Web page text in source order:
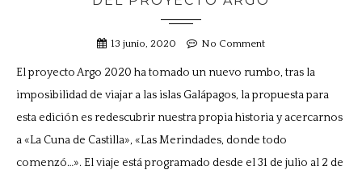
13 junio, 2020 No Comment
El proyecto Argo 2020 ha tomado un nuevo rumbo, tras la
imposibilidad de viajar a las islas Galápagos, la propuesta para
esta edición es redescubrir nuestra propia historia y acercarnos
a «La Cuna de Castilla», «Las Merindades, donde todo
comenzó…». El viaje está programado desde el 31 de julio al 2 de